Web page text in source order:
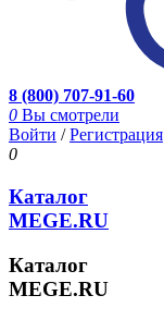
8 (800) 707-91-60
0 Вы смотрели
Войти /Регистрация
0
Каталог
MEGE.RU
Каталог
MEGE.RU